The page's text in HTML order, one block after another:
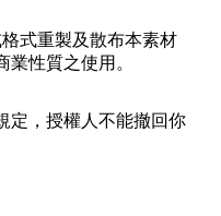
式重製及散布本素材
業性質之使用。
定，授權人不能撤回你